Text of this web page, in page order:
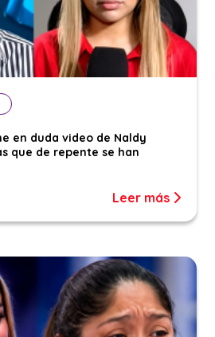
en duda video de Naldy
que de repente se han
Leer más